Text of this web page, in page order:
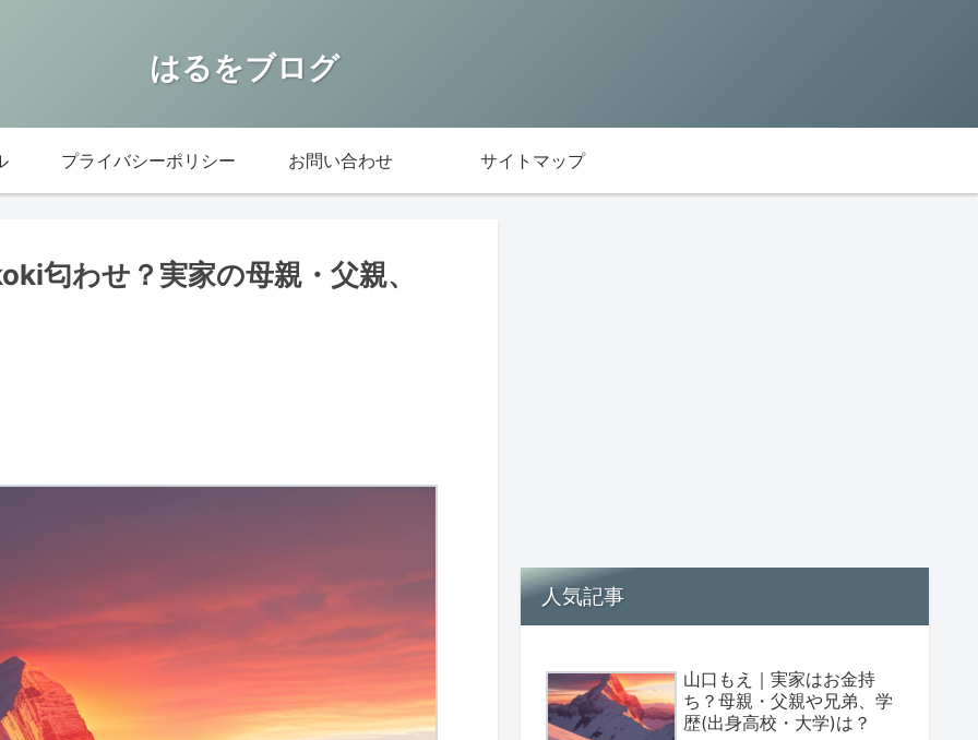
はるをブログ
プライバシーポリシー お問い合わせ サイトマップ
匂わせ？実家の母親・父親、
人気記事
山口もえ｜実家はお金持
ち？母親・父親や兄弟、学
歴(出身高校・大学)は？